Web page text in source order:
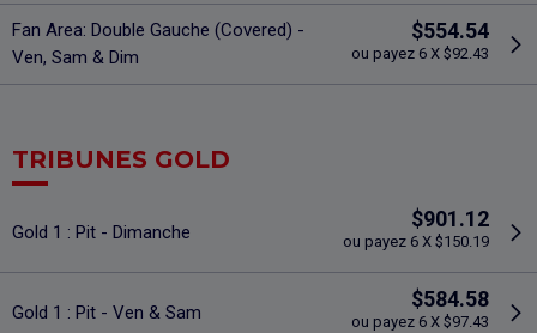
Fan Area: Double Gauche (Covered) -
Ven, Sam & Dim
$554.54
ou payez 6 X $92.43
TRIBUNES GOLD
Gold 1 : Pit - Dimanche
$901.12
ou payez 6 X $150.19
Gold 1 : Pit - Ven & Sam
$584.58
ou payez 6 X $97.43